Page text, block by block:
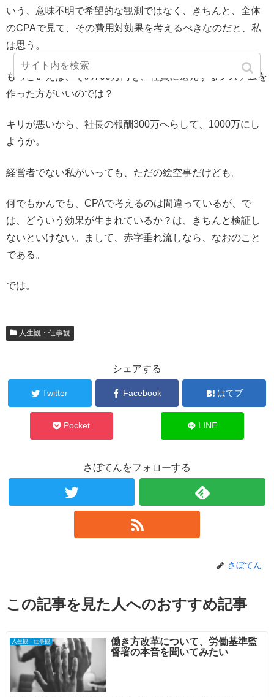
いう、意味不明で希望的な観測ではなく、きちんと、全体
のCPAで見て、その費用対効果を考えるべきなのだと、私
は思う。
もっといえば、その700万円を、社員に還元するシステムを
作った方がいいのでは？
キリが悪いから、社長の報酬300万へらして、1000万にし
ようか。
経営者でない私がいっても、ただの絵空事だけども。
何でもかんでも、CPAで考えるのは間違っているが、で
は、どういう効果が生まれているか？は、きちんと検証し
ないといけない。まして、赤字垂れ流しなら、なおのこと
である。
では。
人生観・仕事観
シェアする
Twitter Facebook はてブ
Pocket LINE
さぼてんをフォローする
さぼてん
この記事を見た人へのおすすめ記事
人生観・仕事観
働き方改革について、労働基準監
督署の本音を聞いてみたい